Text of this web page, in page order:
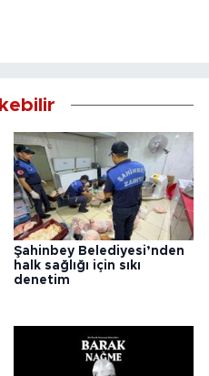
Şahinbey Belediyesi’nden
halk sağlığı için sıkı
denetim